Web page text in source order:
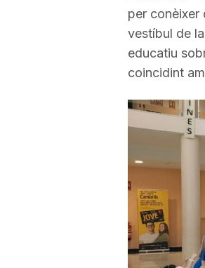
per conèixer
vestíbul de
educatiu
coincidint